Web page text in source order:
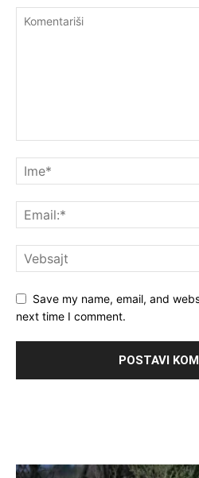
Save my name, email, and
next time I comment.